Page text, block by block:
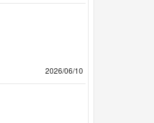
2026/06/10